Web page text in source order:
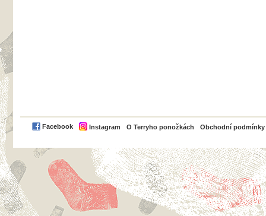
Facebook Instagram O Terryho ponožkách Obchodní podmínky
PayPal